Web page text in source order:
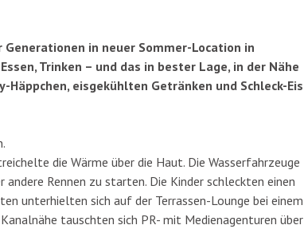
in neuer Sommer-Location in
Trinken – und das in bester Lage, in der Nähe
eisgekühlten Getränken und Schleck-Eis
die Wärme über die Haut. Die Wasserfahrzeuge
Rennen zu starten. Die Kinder schleckten einen
unterhielten sich auf der Terrassen-Lounge bei einem
tauschten sich PR- mit Medienagenturen über